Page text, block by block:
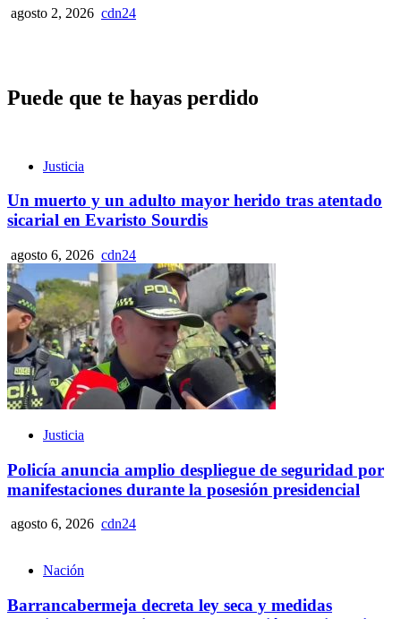
agosto 2, 2026 cdn24
Puede que te hayas perdido
Justicia
Un muerto y un adulto mayor herido tras atentado
sicarial en Evaristo Sourdis
agosto 6, 2026 cdn24
Justicia
Policía anuncia amplio despliegue de seguridad por
manifestaciones durante la posesión presidencial
agosto 6, 2026 cdn24
Nación
Barrancabermeja decreta ley seca y medidas